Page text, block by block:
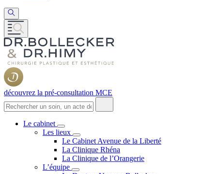
découvrez la pré-consultation MCE
Le cabinet
Les lieux
Le Cabinet Avenue de la Liberté
La Clinique Rhéna
La Clinique de l’Orangerie
L’équipe